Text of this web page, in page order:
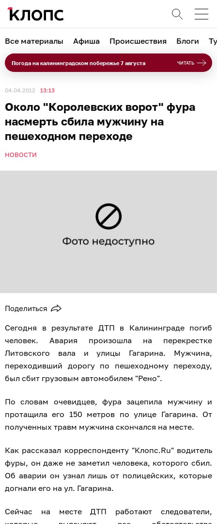
Все материалы Афиша Происшествия Блоги
Погода на калининградском побережье 7 августа ЧИТАТЬ
04.04.2012 13:13
Около "Королевских ворот" фура
насмерть сбила мужчину на
пешеходном переходе
НОВОСТИ
Поделиться
Сегодня в результате ДТП в Калининграде погиб
человек. Авария произошла на перекрестке
Литовского вала и улицы Гагарина. Мужчина,
переходивший дорогу по пешеходному переходу,
был сбит грузовым автомобилем "Рено".
По словам очевидцев, фура зацепила мужчину и
протащила его 150 метров по улице Гагарина. От
полученных травм мужчина скончался на месте.
Как рассказал корреспонденту "Клопс.Ru" водитель
фуры, он даже не заметил человека, которого сбил.
Об аварии он узнал лишь от полицейских, которые
догнали его на ул. Гагарина.
Сейчас на месте ДТП работают следователи,